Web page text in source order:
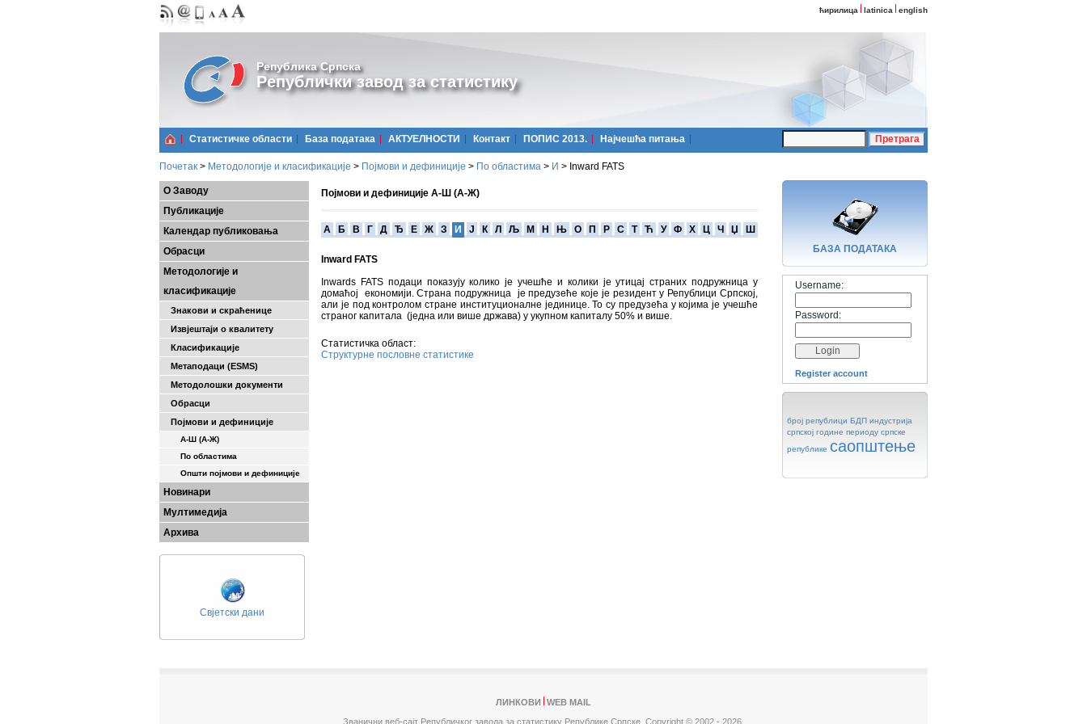
ћирилица latinica english
Република Српска
Републички завод за статистику
Статистичке области Базa података АКТУЕЛНОСТИ Контакт ПОПИС 2013. Најчешћa питања
Почетак > Методологије и класификације > Појмови и дефиниције > По областима > И > Inward FATS
О Заводу
Публикације
Календар публиковања
Обрасци
Методологије и
класификације
Знакови и скраћенице
Извјештаји о квалитету
Класификације
Метаподаци (ESMS)
Методолошки документи
Обрасци
Појмови и дефиниције
А-Ш (A-Ж)
По областима
Општи појмови и дефиниције
Новинари
Мултимедија
Архива
Свјетски дани
Појмови и дефиниције А-Ш (А-Ж)
A Б В Г Д Ђ Е Ж З И Ј К Л Љ М Н Њ О П Р С Т Ћ У Ф Х Ц Ч Џ Ш
Inward FATS
Inwards FATS подаци показују колико је учешће и колики је утицај страних подружница у
домаћој економији. Страна подружница је предузеће које је резидент у Републици Српској,
али је под контролом стране институционалне јединице. То су предузећа у којима је учешће
страног капитала (једна или више држава) у укупном капиталу 50% и више.
Статистичка област:
Структурне пословне статистике
БАЗA ПОДАТАКА
Username:
Password:
Register account
број републици БДП индустрија
српској године периоду српске
републике саопштење
ЛИНКОВИ
WEB MAIL
Званични веб-сајт Републичког завода за статистику Републике Српске, Copyright © 2002 - 2026.